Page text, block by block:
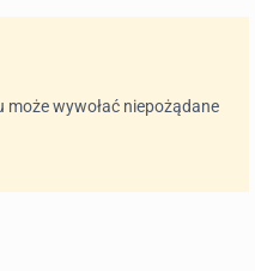
wywołać niepożądane